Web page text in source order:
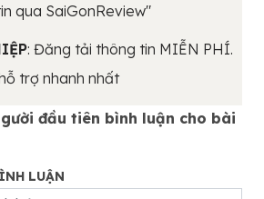
qua SaiGonReview"
: Đăng tải thông tin MIỄN PHÍ.
trợ nhanh nhất
đầu tiên bình luận cho bài
LUẬN